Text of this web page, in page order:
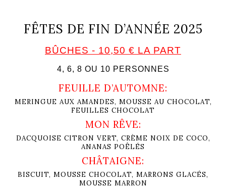
FÊTES DE FIN D’ANNÉE 2025
BÛCHES - 10,50 € LA PART
4, 6, 8 OU 10 PERSONNES
FEUILLE D’AUTOMNE:
MERINGUE AUX AMANDES, MOUSSE AU CHOCOLAT,
FEUILLES CHOCOLAT
MON RÊVE:
DACQUOISE CITRON VERT, CRÈME NOIX DE COCO,
ANANAS POÊLÉS
CHÂTAIGNE:
BISCUIT, MOUSSE CHOCOLAT, MARRONS GLACÉS,
MOUSSE MARRON